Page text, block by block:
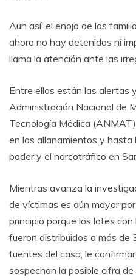
Aun así, el enojo de los
ahora no hay detenidos ni
llama la atención ante las
Entre ellas están las alertas
Administración Nacional de
Tecnología Médica
en los allanamientos y hasta
poder y el narcotráfico en
Mientras avanza la
de víctimas es aún mayor
principio porque los lotes
fueron distribuidos a más de
fuentes del caso, le
sospechan la posible cifra de